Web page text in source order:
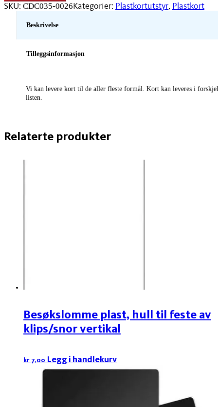
stk/pakke
SKU: CDC035-0026Kategorier: Plastkortutstyr, Plastkort
Beskrivelse
Tilleggsinformasjon
Vi kan levere kort til de aller fleste formål. Kort kan leveres i
listen.
Relaterte produkter
Besøkslomme plast, hull til feste av
klips/snor vertikal
kr 7,00 Legg i handlekurv